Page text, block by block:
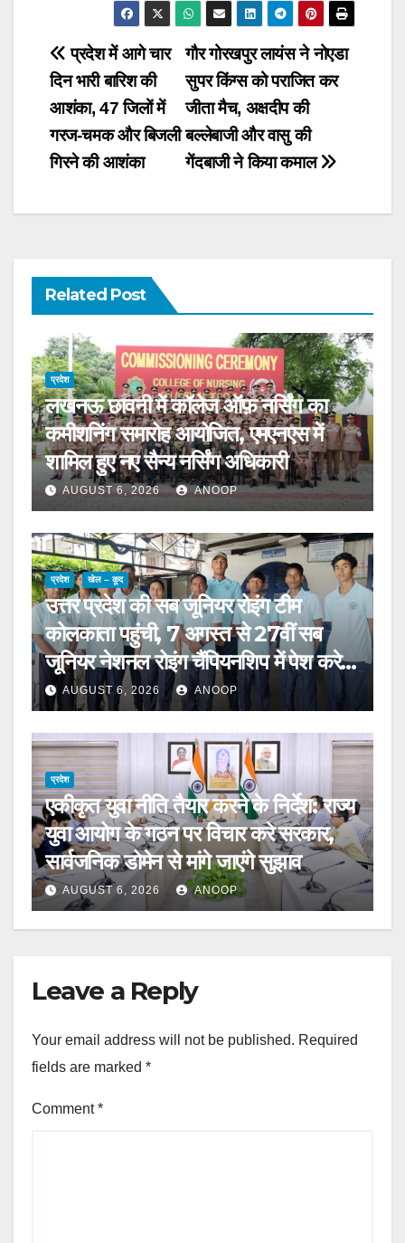
Post
navigation
गौर गोरखपुर लायंस ने नोएडा
सुपर किंग्स को पराजित कर
जीता मैच, अक्षदीप की
बल्लेबाजी और वासु की
गेंदबाजी ने किया कमाल
प्रदेश में आगे चार
दिन भारी बारिश की
आशंका, 47 जिलों में
गरज-चमक और बिजली
गिरने की आशंका
Related Post
प्रदेश
लखनऊ छावनी में कॉलेज ऑफ़ नर्सिंग का
कमीशनिंग समारोह आयोजित, एमएनएस में
शामिल हुए नए सैन्य नर्सिंग अधिकारी
AUGUST 6, 2026 ANOOP
प्रदेश खेल – कूद
उत्तर प्रदेश की सब जूनियर रोइंग टीम
कोलकाता पहुंची, 7 अगस्त से 27वीं सब
जूनियर नेशनल रोइंग चैंपियनशिप में पेश करेगी
चुनौती
AUGUST 6, 2026 ANOOP
प्रदेश
एकीकृत युवा नीति तैयार करने के निर्देश: राज्य
युवा आयोग के गठन पर विचार करे सरकार,
सार्वजनिक डोमेन से मांगे जाएंगे सुझाव
AUGUST 6, 2026 ANOOP
Leave a Reply
Your email address will not be published. Required
fields are marked *
Comment*